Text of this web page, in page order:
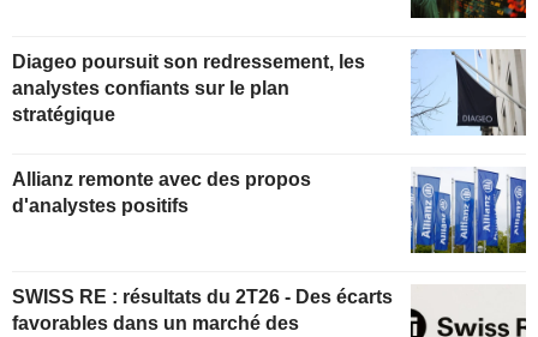
Diageo poursuit son redressement, les
analystes confiants sur le plan
stratégique
Allianz remonte avec des propos
d'analystes positifs
SWISS RE : résultats du 2T26 - Des écarts
favorables dans un marché des